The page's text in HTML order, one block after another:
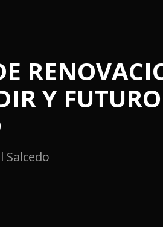
Y
Salcedo